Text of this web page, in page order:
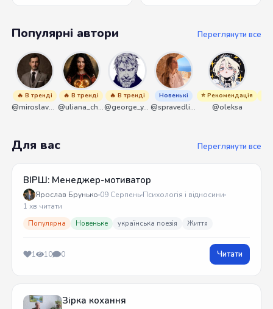
Популярні автори Переглянути все
🔥 В тренді
@miroslavmaniyk
🔥 В тренді
@uliana_chernenko
🔥 В тренді
@george_y_lawlett
Новенькі
@spravedliwa
⭐ Рекомендація
@oleksa
Для вас Переглянути все
ВІРШ: Менеджер-мотиватор
Ярослав Брунько 09 Серпень Психологія і відносини
1 хв читати
Популярна Новеньке українська поезія Життя
1 10 0 Читати
Зірка кохання